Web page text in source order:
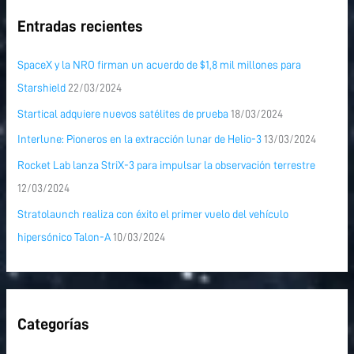
Entradas recientes
SpaceX y la NRO firman un acuerdo de $1,8 mil millones para
Starshield 22/03/2024
Startical adquiere nuevos satélites de prueba 18/03/2024
Interlune: Pioneros en la extracción lunar de Helio-3 13/03/2024
Rocket Lab lanza StriX-3 para impulsar la observación terrestre
12/03/2024
Stratolaunch realiza con éxito el primer vuelo del vehículo
hipersónico Talon-A 10/03/2024
Categorías